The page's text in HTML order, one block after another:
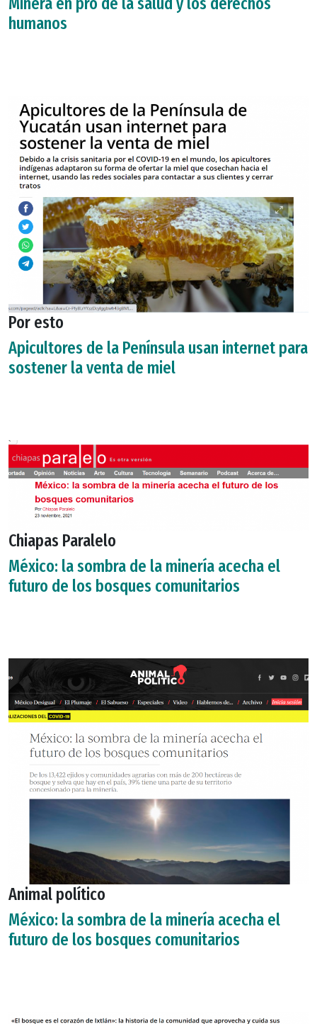
humanos
Por esto
Apicultores de la Península usan internet para
sostener la venta de miel
Chiapas Paralelo
México: la sombra de la minería acecha el
futuro de los bosques comunitarios
Animal político
México: la sombra de la minería acecha el
futuro de los bosques comunitarios